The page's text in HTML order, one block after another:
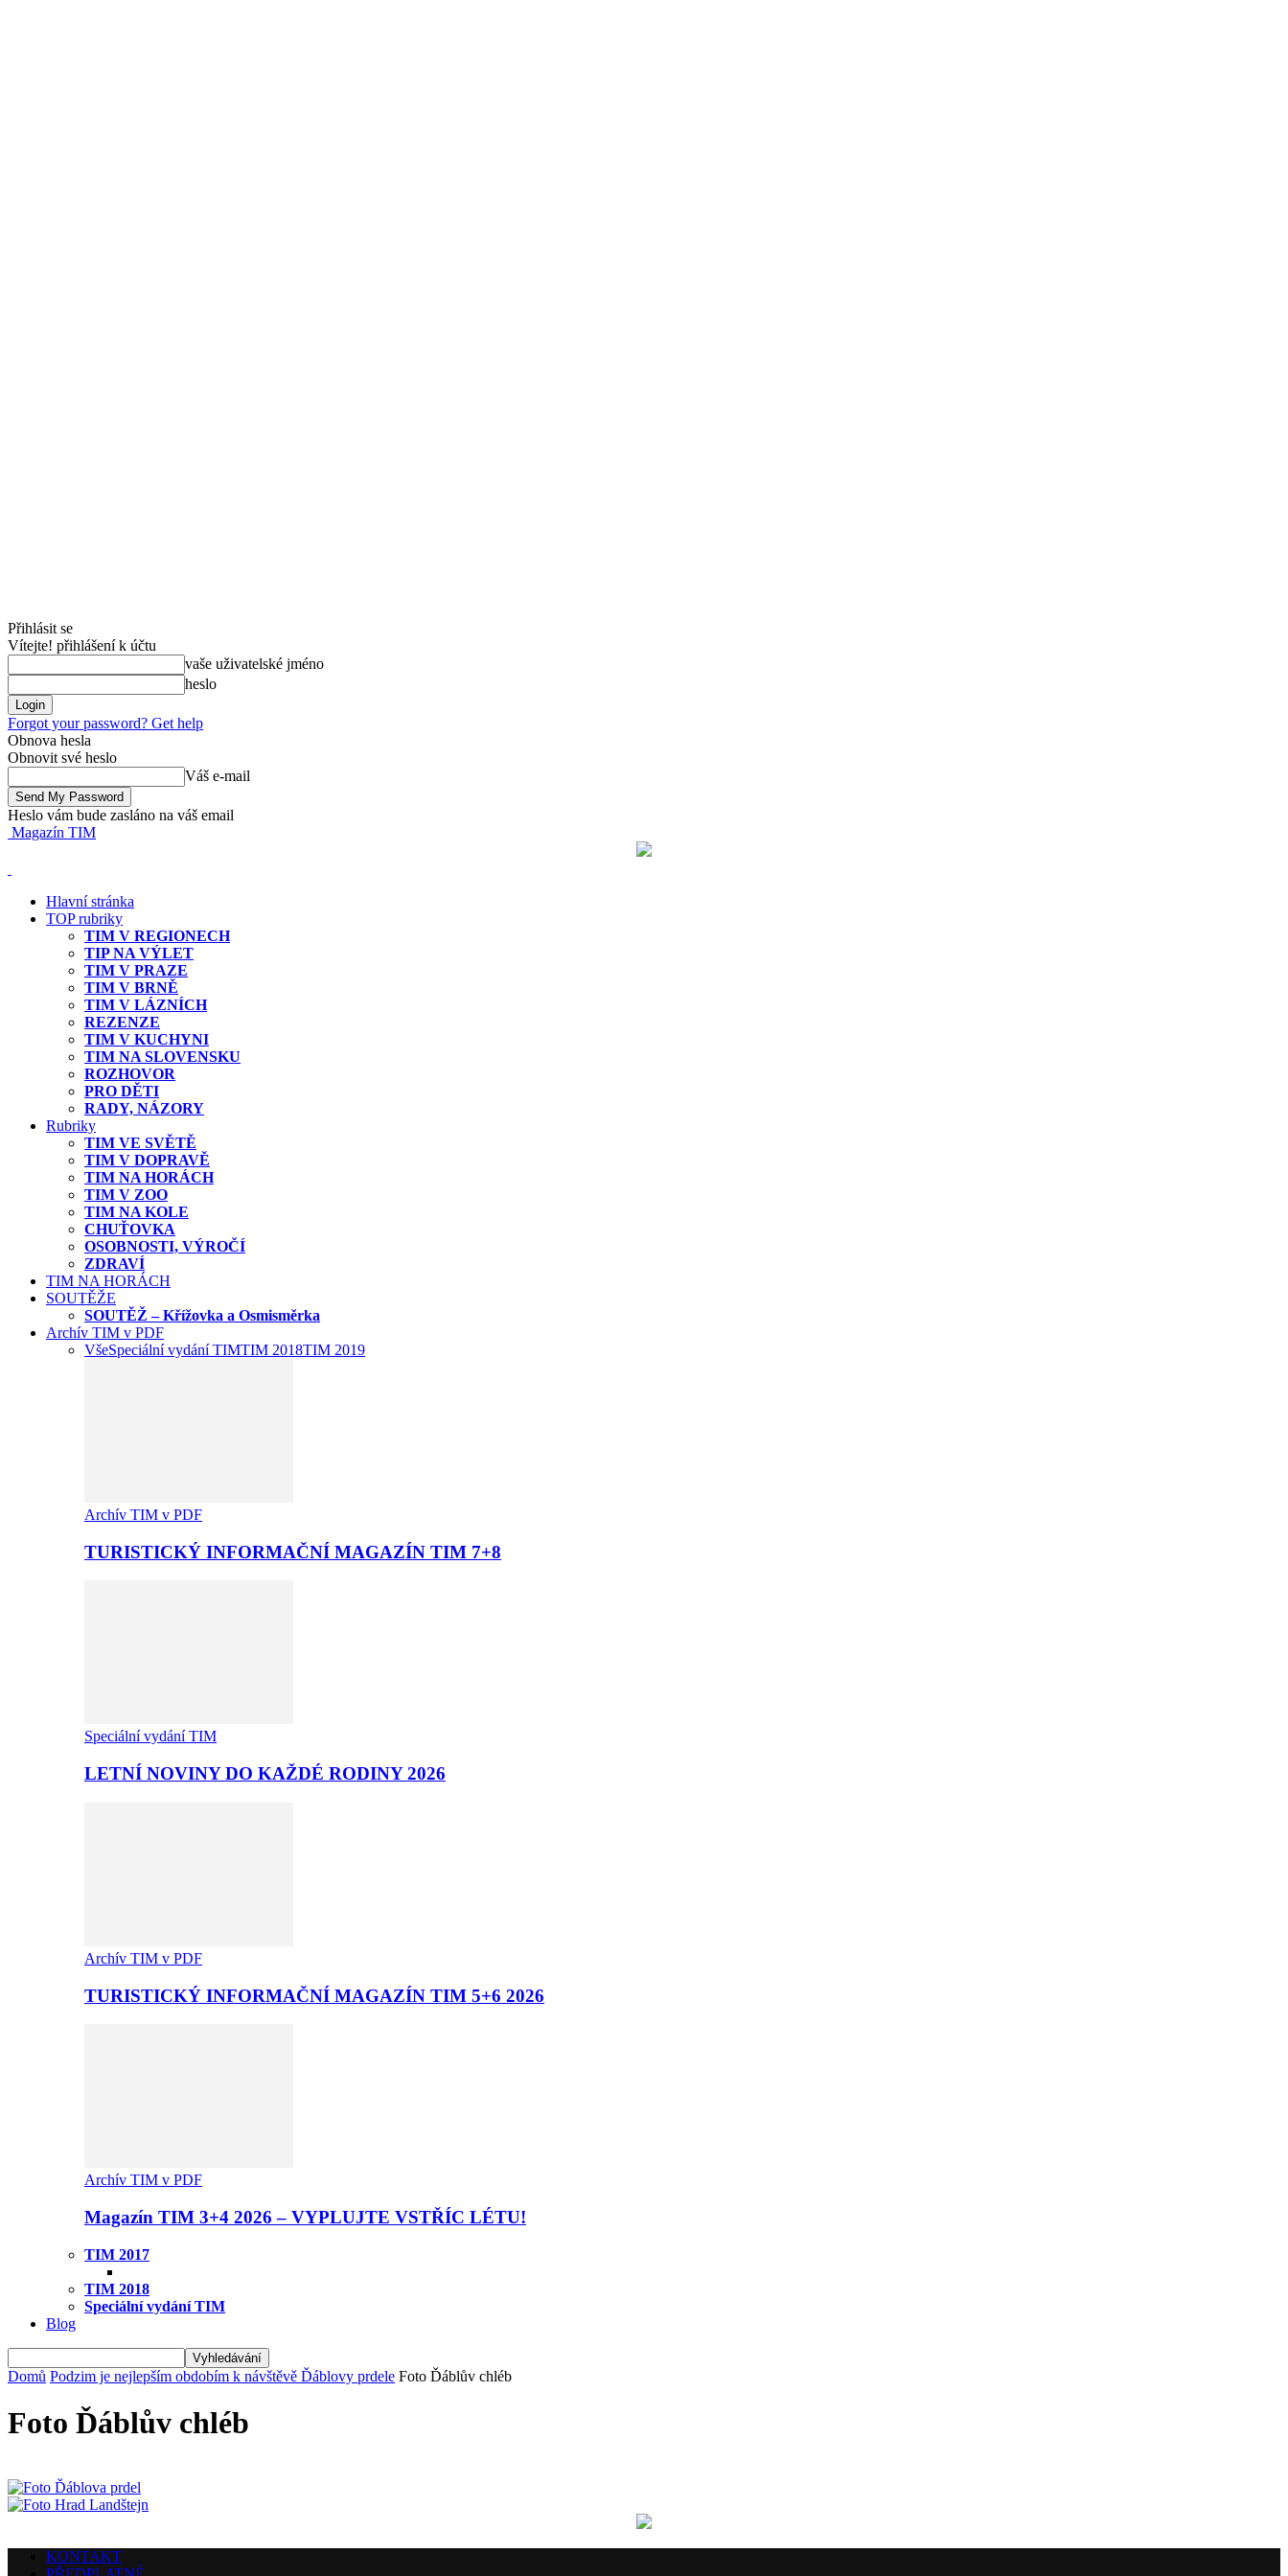
Přihlásit se
Vítejte! přihlášení k účtu
vaše uživatelské jméno
heslo
Forgot your password? Get help
Obnova hesla
Obnovit své heslo
Váš e-mail
Heslo vám bude zasláno na váš email
Magazín TIM
Hlavní stránka
TOP rubriky
TIM V REGIONECH
TIP NA VÝLET
TIM V PRAZE
TIM V BRNĚ
TIM V LÁZNÍCH
REZENZE
TIM V KUCHYNI
TIM NA SLOVENSKU
ROZHOVOR
PRO DĚTI
RADY, NÁZORY
Rubriky
TIM VE SVĚTĚ
TIM V DOPRAVĚ
TIM NA HORÁCH
TIM V ZOO
TIM NA KOLE
CHUŤOVKA
OSOBNOSTI, VÝROČÍ
ZDRAVÍ
TIM NA HORÁCH
SOUTĚŽE
SOUTĚŽ – Křížovka a Osmisměrka
Archív TIM v PDF
VšeSpeciální vydání TIMTIM 2018TIM 2019
Archív TIM v PDF
TURISTICKÝ INFORMAČNÍ MAGAZÍN TIM 7+8
Speciální vydání TIM
LETNÍ NOVINY DO KAŽDÉ RODINY 2026
Archív TIM v PDF
TURISTICKÝ INFORMAČNÍ MAGAZÍN TIM 5+6 2026
Archív TIM v PDF
Magazín TIM 3+4 2026 – VYPLUJTE VSTŘÍC LÉTU!
TIM 2017
TIM 2018
Speciální vydání TIM
Blog
Domů Podzim je nejlepším obdobím k návštěvě Ďáblovy prdele Foto Ďáblův chléb
Foto Ďáblův chléb
KONTAKT